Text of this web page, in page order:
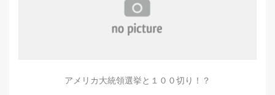
アメリカ大統領選挙と１００切り！？